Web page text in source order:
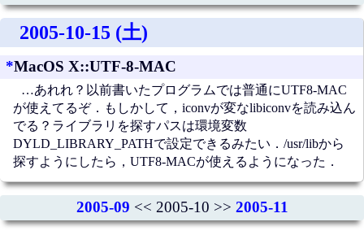
2005-10-15 (土)
*MacOS X::UTF-8-MAC
…あれれ？以前書いたプログラムでは普通にUTF8-MAC
が使えてるぞ．もしかして，iconvが変なlibiconvを読み込ん
でる？ライブラリを探すパスは環境変数
DYLD_LIBRARY_PATHで設定できるみたい．/usr/libから
探すようにしたら，UTF8-MACが使えるようになった．
2005-09 << 2005-10 >> 2005-11